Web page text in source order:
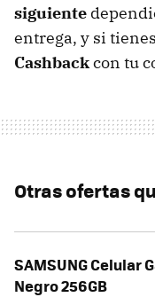
siguiente
entrega, y si
Cashbackcon tu
Otras ofertas
SAMSUNG Celular
Negro 256GB